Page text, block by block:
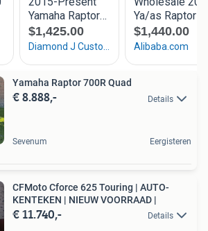
Yamaha Raptor 700R Quad
€ 8.888,- Details
Sevenum Eergisteren
CFMoto Cforce 625 Touring | AUTO-
KENTEKEN | NIEUW VOORRAAD |
€ 11.740,- Details